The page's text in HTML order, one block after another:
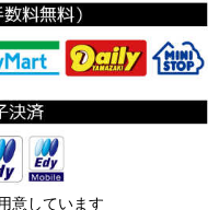
意しています